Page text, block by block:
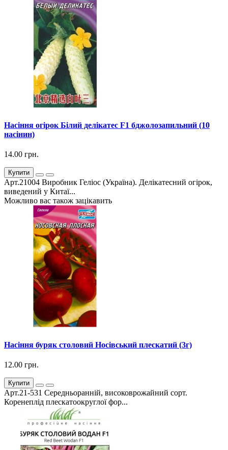
Насіння огірок Білий делікатес F1 бджолозапильний (10
насінин)
14.00 грн.
Купити
Арт.21004 Виробник Геліос (Україна). Делікатесний огірок,
виведений у Китаї...
Можливо вас також зацікавить
Насіння буряк столовий Носівський плескатий (3г)
12.00 грн.
Купити
Арт.21-531 Середньоранній, високоврожайний сорт.
Коренеплід плескатоокруглої фор...